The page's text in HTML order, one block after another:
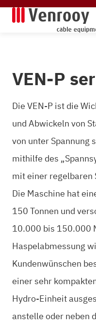
Branchen
Blog
VEN-P
Die VEN-P ist die
und Abwickeln von
von unter Spannung
mithilfe des
mit einer regelbaren
Die Maschine hat
150 Tonnen und
10.000 bis 150.000
Haspelabmessung
Kundenwünschen
einer sehr
Hydro-Einheit
anstelle oder neben